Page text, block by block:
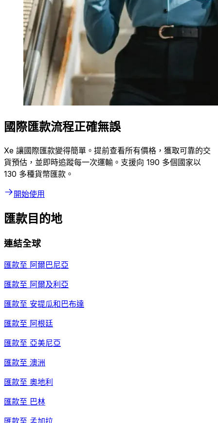
國際匯款流程正確無誤
Xe 讓國際匯款變得簡單。提前查看所有價格，獲取可靠的交
貨預估，並即時追蹤每一次運輸。支援向 190 多個國家以
130 多種貨幣匯款。
開始使用
匯款目的地
連結全球
匯款至 阿爾巴尼亞
匯款至 阿爾及利亞
匯款至 安提瓜和巴布達
匯款至 阿根廷
匯款至 亞美尼亞
匯款至 澳洲
匯款至 奧地利
匯款至 巴林
匯款至 孟加拉